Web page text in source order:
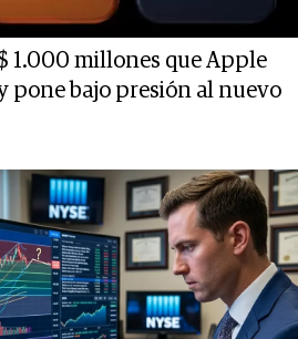
1.000 millones que Apple
pone bajo presión al nuevo